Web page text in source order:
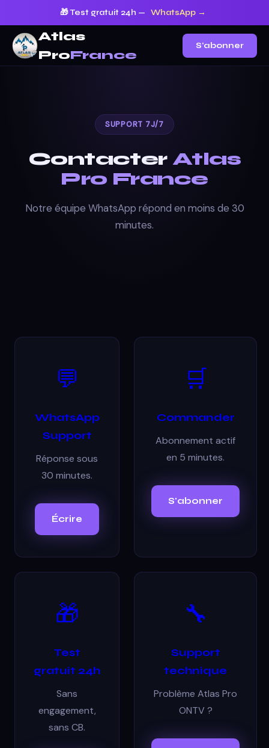
🎁 Test gratuit 24h — WhatsApp →
Atlas
ProFrance
S'abonner
SUPPORT 7J/7
ContacterAtlas
Pro France
Notre équipe WhatsApp répond en moins de 30
minutes.
💬
WhatsApp
Support
Réponse sous
30 minutes.
Écrire
🛒
Commander
Abonnement actif
en 5 minutes.
S'abonner
🎁
Test
gratuit 24h
Sans
engagement,
sans CB.
🔧
Support
technique
Problème Atlas Pro
ONTV ?